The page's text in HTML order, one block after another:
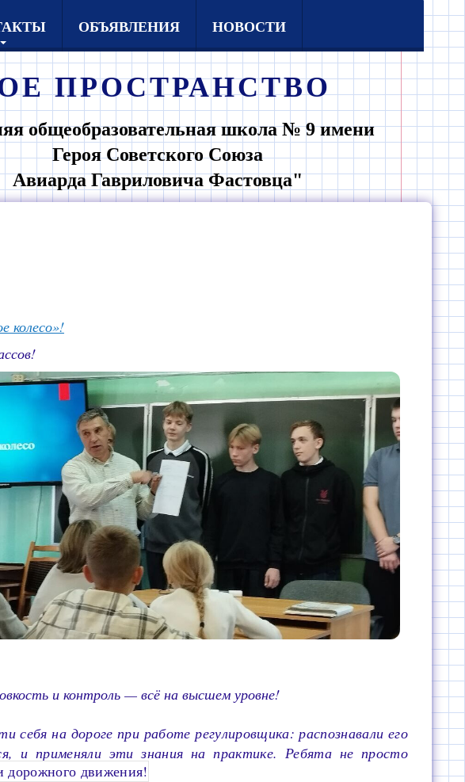
ОБЪЯВЛЕНИЯ НОВОСТИ
ПРОСТРАНСТВО
общеобразовательная школа № 9 имени
Героя Советского Союза
Авиарда Гавриловича Фастовца"
колесо»!
и контроль — всё на высшем уровне!
себя на дороге при работе регулировщика: распознавали его
и применяли эти знания на практике. Ребята не просто
дорожного движения!